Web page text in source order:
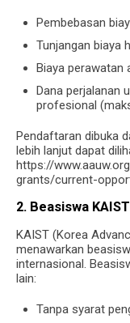
Pembebasan
Tunjangan biaya
Biaya perawatan
Dana perjalanan
profesional
Pendaftaran dibuka
lebih lanjut dapat
https://
grants/current-
2. Beasiswa
KAIST (Korea
menawarkan
internasional.
lain:
Tanpa syarat